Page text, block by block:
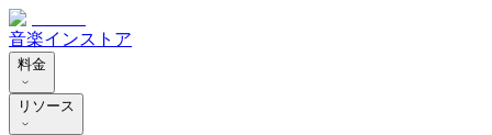
音楽インストア
料金
リソース